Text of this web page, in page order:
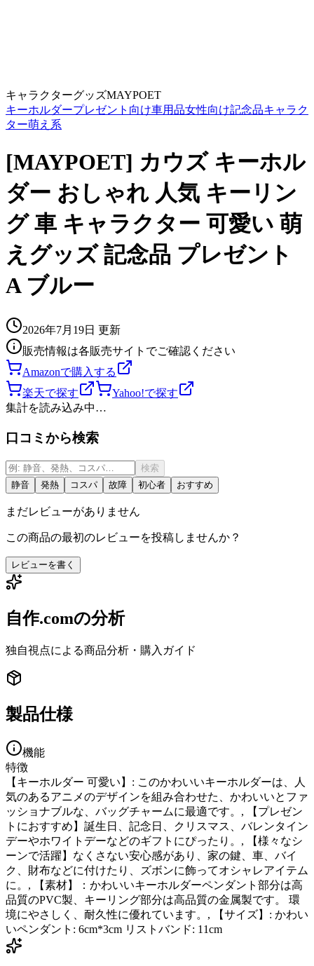
キャラクターグッズMAYPOET
キーホルダープレゼント向け車用品女性向け記念品キャラク
ター萌え系
[MAYPOET] カウズ キーホル
ダー おしゃれ 人気 キーリン
グ 車 キャラクター 可愛い 萌
えグッズ 記念品 プレゼント
A ブルー
2026年7月19日 更新
販売情報は各販売サイトでご確認ください
Amazonで購入する
楽天で探す
Yahoo!で探す
集計を読み込み中…
口コミから検索
検索
静音
発熱 コスパ 故障 初心者 おすすめ
まだレビューがありません
この商品の最初のレビューを投稿しませんか？
レビューを書く
自作.comの分析
独自視点による商品分析・購入ガイド
製品仕様
機能
特徴
【キーホルダー 可愛い】: このかわいいキーホルダーは、人
気のあるアニメのデザインを組み合わせた、かわいいとファ
ッショナブルな、バッグチャームに最適です。, 【プレゼン
トにおすすめ】誕生日、記念日、クリスマス、バレンタイン
デーやホワイトデーなどのギフトにぴったり。, 【様々なシ
ーンで活躍】なくさない安心感があり、家の鍵、車、バイ
ク、財布などに付けたり、ズボンに飾ってオシャレアイテム
に。, 【素材】：かわいいキーホルダーペンダント部分は高
品質のPVC製、キーリング部分は高品質の金属製です。 環
境にやさしく、耐久性に優れています。, 【サイズ】: かわい
いペンダント: 6cm*3cm リストバンド: 11cm